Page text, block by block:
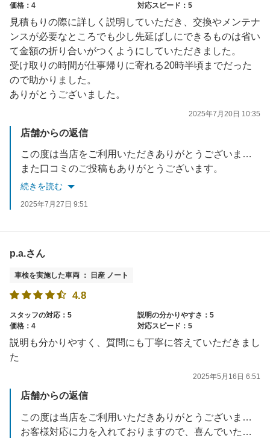
価格：4
対応スピード：5
見積もりの際に詳しく説明していただき、交換やメンテナ
ンスが必要なところでも少し先延ばしにできるものは省い
て金額の折り合いがつくようにしていただきました。
受け取りの時間が仕事帰りに寄れる20時半頃までだった
ので助かりました。
ありがとうございました。
2025年7月20日 10:35
店舗からの返信
この度は当店をご利用いただきありがとうございました。
また口コミのご投稿もありがとうございます。
今後もご予算や整備内容など、出来る限りお客様の希望に沿った車検を心がけていき、しっかりとご案内させていただきます。
続きを読む
2025年7月27日 9:51
p.a.さん
車検を実施した車両 ： 日産 ノート
4.8
スタッフの対応：5
説明の分かりやすさ：5
価格：4
対応スピード：5
説明も分かりやすく、質問にも丁寧に答えていただきまし
た
2025年5月16日 6:51
店舗からの返信
この度は当店をご利用いただきありがとうございました。
お客様対応に力を入れておりますので、喜んでいただけて光栄です。